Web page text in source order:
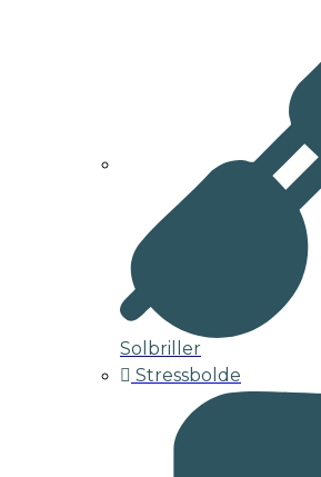
Solbriller
Stressbolde